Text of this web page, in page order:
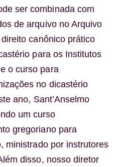
ser combinada com
de arquivo no Arquivo
canônico prático
para os Institutos
o curso para
no dicastério
ano, Sant’Anselmo
um curso
gregoriano para
ministrado por instrutores
disso, nosso diretor